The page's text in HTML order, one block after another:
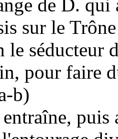
de D.
sur le
le séducteur
pour faire
b)
puis